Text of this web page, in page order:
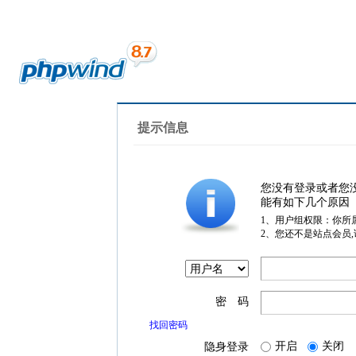
提示信息
您没有登录或者您
能有如下几个原因
1、用户组权限：你所
2、您还不是站点会员
密 码
找回密码
隐身登录 开启 关闭